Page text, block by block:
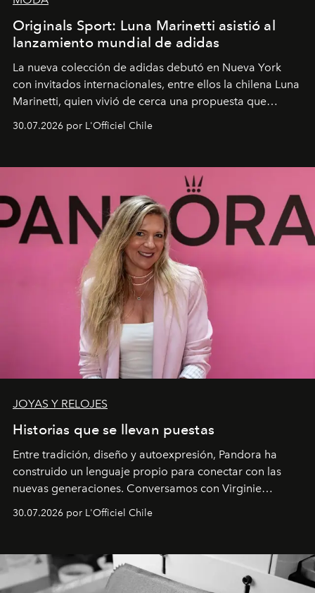
Originals Sport: Luna Marinetti asistió al
lanzamiento mundial de adidas
La nueva colección de adidas debutó en Nueva York
con invitados internacionales, entre ellos la chilena Luna
Marinetti, quien vivió de cerca una propuesta que
fusiona moda y rendimiento.
30.07.2026 por L'Officiel Chile
JOYAS Y RELOJES
Historias que se llevan puestas
Entre tradición, diseño y autoexpresión, Pandora ha
construido un lenguaje propio para conectar con las
nuevas generaciones. Conversamos con Virginie
Dubray, la responsable de marketing para
Latinoamérica, sobre identidad, cultura y el valor
30.07.2026 por L'Officiel Chile